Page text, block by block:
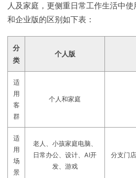
人及家庭，更侧重日常工作生活中
和企业版的区别如下表：
分
类
个人版
适
用
客
群
个人和家庭
适
用
场
景
老人、小孩家庭电脑、
日常办公、设计、AI开
发、游戏
分支门